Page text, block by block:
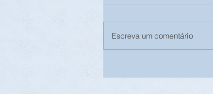
Escreva um comentário